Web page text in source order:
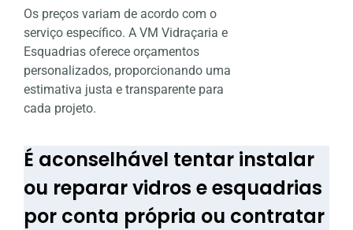
Os preços variam de acordo com o
serviço específico. A VM Vidraçaria e
Esquadrias oferece orçamentos
personalizados, proporcionando uma
estimativa justa e transparente para
cada projeto.
É aconselhável tentar instalar
ou reparar vidros e esquadrias
por conta própria ou contratar